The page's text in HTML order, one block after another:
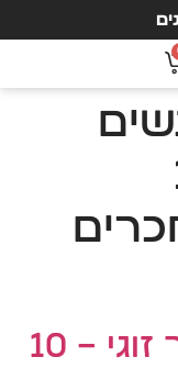
מתנות לנשים ולקשר זוגי – 10